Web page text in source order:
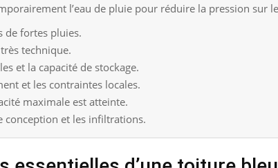
l’eau de pluie pour réduire la pression sur
de fortes pluies.
technique.
et la capacité de stockage.
et les contraintes locales.
maximale est atteinte.
conception et les infiltrations.